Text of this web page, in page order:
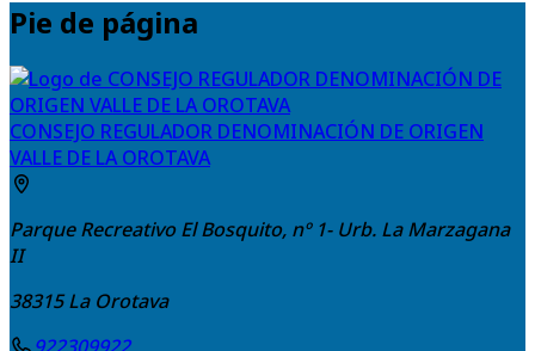
Pie de página
CONSEJO REGULADOR DENOMINACIÓN DE ORIGEN
VALLE DE LA OROTAVA
Parque Recreativo El Bosquito, nº 1- Urb. La Marzagana
II
38315 La Orotava